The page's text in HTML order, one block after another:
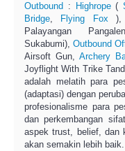
Outbound : Highrope(
Bridge, Flying Fox
Palayangan
Sukabumi), Outbound
Airsoft Gun,Archery
Joyflight With Trike
adalah melatih para
(adaptasi) dengan
profesionalisme para
dan perkembangan
aspek trust, belief, dan
akan semakin lebih baik.